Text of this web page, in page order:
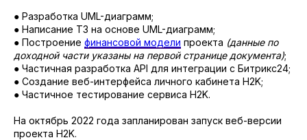
● Разработка UML-диаграмм;
● Написание ТЗ на основе UML-диаграмм;
● Построение финансовой модели проекта (данные по
доходной части указаны на первой странице документа);
● Частичная разработка API для интеграции с Битрикс24;
● Создание веб-интерфейса личного кабинета H2K;
● Частичное тестирование сервиса H2K.
На октябрь 2022 года запланирован запуск веб-версии
проекта H2K.